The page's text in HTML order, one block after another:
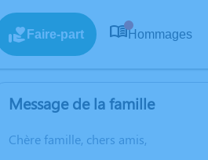
Faire-part Hommages
Message de la famille
Chère famille, chers amis,